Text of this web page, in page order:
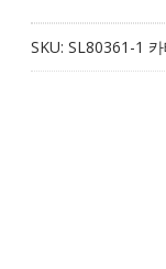
리
SKU: SL80361-1